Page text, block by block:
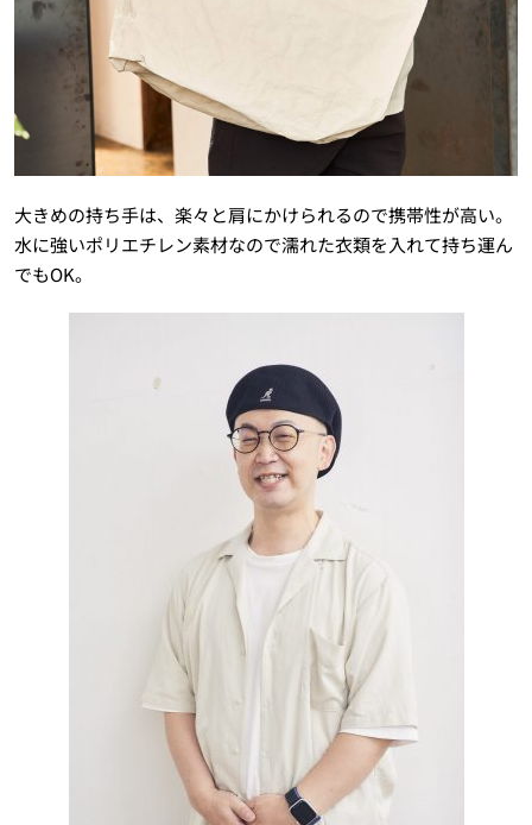
大きめの持ち手は、楽々と肩にかけられるので携帯性が高い。
水に強いポリエチレン素材なので濡れた衣類を入れて持ち運ん
でもOK。